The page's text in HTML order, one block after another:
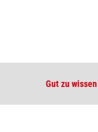
Gut zu wissen